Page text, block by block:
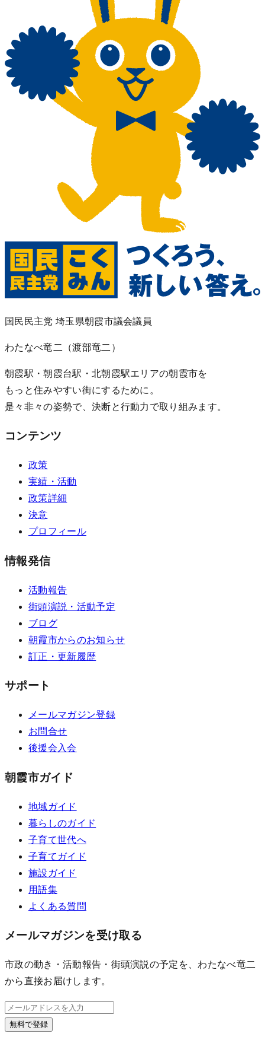
国民民主党 埼玉県朝霞市議会議員
わたなべ竜二 （渡部竜二）
朝霞駅・朝霞台駅・北朝霞駅エリアの朝霞市を
もっと住みやすい街にするために。
是々非々の姿勢で、決断と行動力で取り組みます。
コンテンツ
政策
実績・活動
政策詳細
決意
プロフィール
情報発信
活動報告
街頭演説・活動予定
ブログ
朝霞市からのお知らせ
訂正・更新履歴
サポート
メールマガジン登録
お問合せ
後援会入会
朝霞市ガイド
地域ガイド
暮らしのガイド
子育て世代へ
子育てガイド
施設ガイド
用語集
よくある質問
メールマガジンを受け取る
市政の動き・活動報告・街頭演説の予定を、わたなべ竜二
から直接お届けします。
無料で登録